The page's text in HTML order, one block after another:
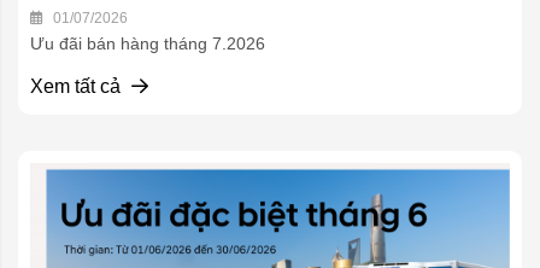
01/07/2026
Ưu đãi bán hàng tháng 7.2026
Xem tất cả